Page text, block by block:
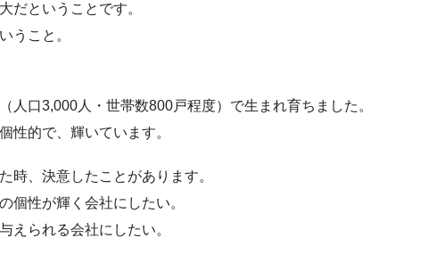
だということです。
うこと。
人口3,000人・世帯数800戸程度）で生まれ育ちました。
性的で、輝いています。
時、決意したことがあります。
個性が輝く会社にしたい。
えられる会社にしたい。